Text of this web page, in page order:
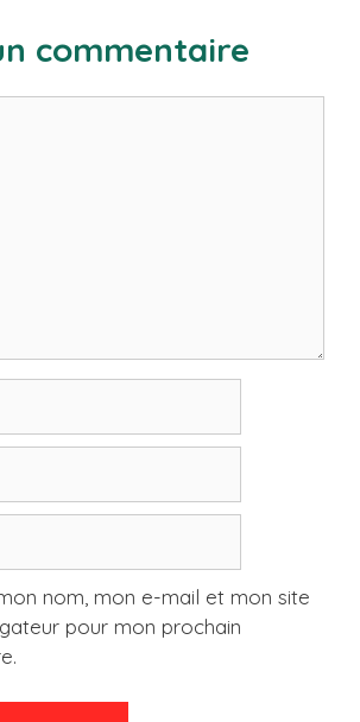
commentaire
nom, mon e-mail et mon site
pour mon prochain